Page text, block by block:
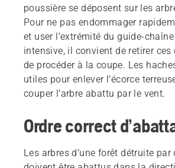
poussière se déposent sur les
Pour ne pas endommager
et user l’extrémité du guide-
intensive, il convient de retirer
de procéder à la coupe. Les
utiles pour enlever l’écorce
couper l’arbre abattu par le vent.
Ordre correct
Les arbres d’une forêt détruite par